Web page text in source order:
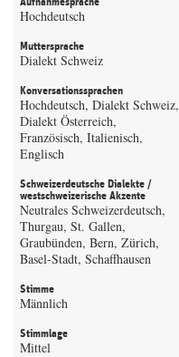
Hochdeutsch
Muttersprache
Dialekt Schweiz
Konversationssprachen
Hochdeutsch, Dialekt Schweiz,
Dialekt Österreich,
Französisch, Italienisch,
Englisch
Schweizerdeutsche Dialekte /
westschweizerische Akzente
Neutrales Schweizerdeutsch,
Thurgau, St. Gallen,
Graubünden, Bern, Zürich,
Basel-Stadt, Schaffhausen
Stimme
Männlich
Stimmlage
Mittel